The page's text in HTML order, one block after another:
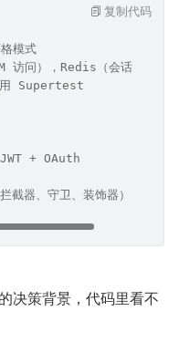
模式
访问），Redis（会话 + 缓
用 Supertest
+ OAuth
器、守卫、装饰器）
复制代码
决策背景，代码里看不